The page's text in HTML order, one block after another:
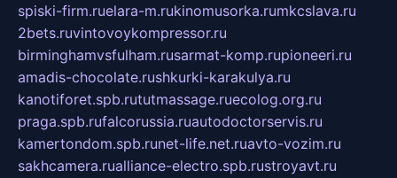
spiski-firm.ruelara-m.rukinomusorka.rumkcslava.ru
2bets.ruvintovoykompressor.ru
birminghamvsfulham.rusarmat-komp.rupioneeri.ru
amadis-chocolate.rushkurki-karakulya.ru
kanotiforet.spb.rututmassage.ruecolog.org.ru
praga.spb.rufalcorussia.ruautodoctorservis.ru
kamertondom.spb.runet-life.net.ruavto-vozim.ru
sakhcamera.rualliance-electro.spb.rustroyavt.ru